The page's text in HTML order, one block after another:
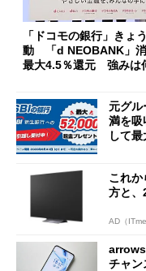
「ドコモの銀行」きょ
動 「d NEOBANK」消
最大4.5％還元 強みは
元グ
満を
して
これ
方と、
AD（
arrows
チャン